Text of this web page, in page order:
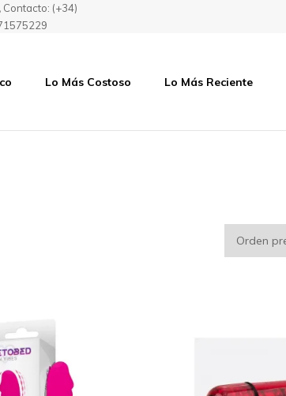
Contacto: (+34)
Lo Más Costoso Lo Más Reciente